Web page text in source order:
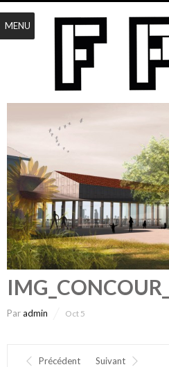
Paradmin Oct 5
Précédent Suivant
MENU